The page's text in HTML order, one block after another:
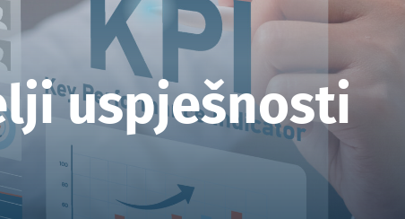
Menadžersko izvještavanje Kontroling po
Jednodnevne radionice In House Custom – Po mjeri
uspješnosti